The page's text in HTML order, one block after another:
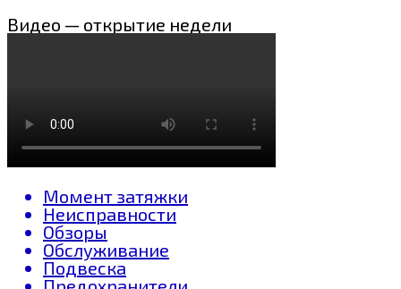
Видео — открытие недели
Момент затяжки
Неисправности
Обзоры
Обслуживание
Подвеска